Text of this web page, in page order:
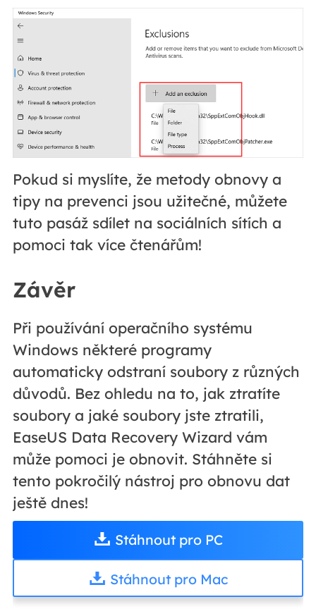
Pokud si myslíte, že metody obnovy a
tipy na prevenci jsou užitečné, můžete
tuto pasáž sdílet na sociálních sítích a
pomoci tak více čtenářům!
Závěr
Při používání operačního systému
Windows některé programy
automaticky odstraní soubory z různých
důvodů. Bez ohledu na to, jak ztratíte
soubory a jaké soubory jste ztratili,
EaseUS Data Recovery Wizard vám
může pomoci je obnovit. Stáhněte si
tento pokročilý nástroj pro obnovu dat
ještě dnes!
Stáhnout pro PC
Stáhnout pro Mac